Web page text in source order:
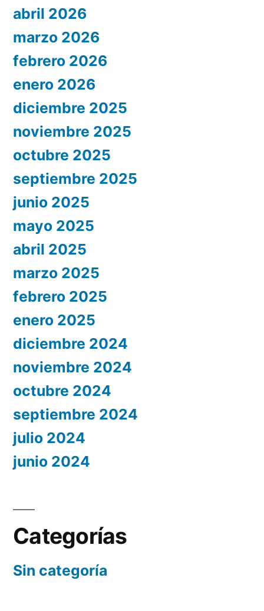
abril 2026
marzo 2026
febrero 2026
enero 2026
diciembre 2025
noviembre 2025
octubre 2025
septiembre 2025
junio 2025
mayo 2025
abril 2025
marzo 2025
febrero 2025
enero 2025
diciembre 2024
noviembre 2024
octubre 2024
septiembre 2024
julio 2024
junio 2024
Categorías
Sin categoría